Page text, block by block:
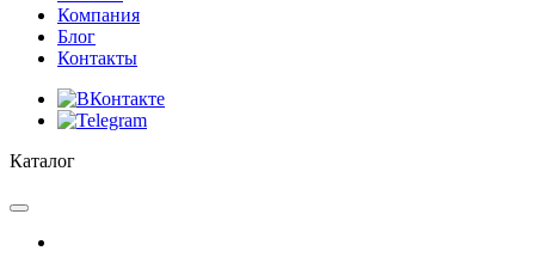
Компания
Блог
Контакты
Каталог